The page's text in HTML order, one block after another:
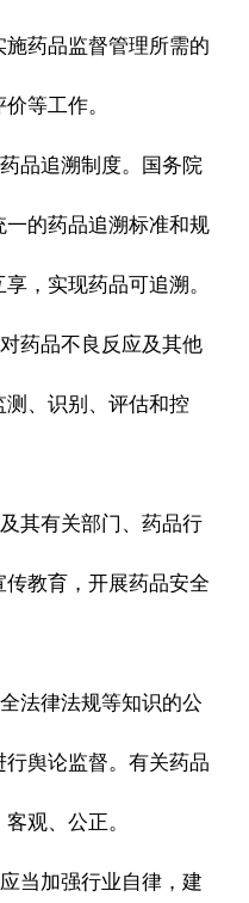
药品监督管理所需的
等工作。
追溯制度。国务院
的药品追溯标准和规
，实现药品可追溯。
药品不良反应及其他
、识别、评估和控
有关部门、药品行
教育，开展药品安全
法律法规等知识的公
舆论监督。有关药品
观、公正。
加强行业自律，建